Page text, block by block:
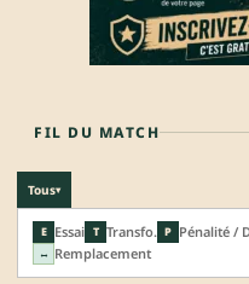
FIL DU MATCH
Tous▾
E Essai T Transfo. P Pénalité /
↔ Remplacement